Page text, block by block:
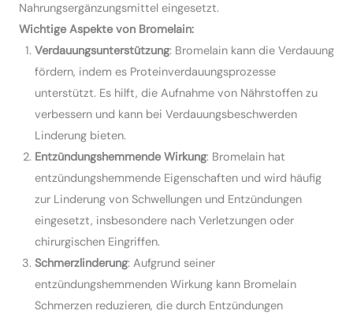
Nahrungsergänzungsmittel eingesetzt.
Wichtige Aspekte von Bromelain:
Verdauungsunterstützung: Bromelain kann die Verdauung
fördern, indem es Proteinverdauungsprozesse
unterstützt. Es hilft, die Aufnahme von Nährstoffen zu
verbessern und kann bei Verdauungsbeschwerden
Linderung bieten.
Entzündungshemmende Wirkung: Bromelain hat
entzündungshemmende Eigenschaften und wird häufig
zur Linderung von Schwellungen und Entzündungen
eingesetzt, insbesondere nach Verletzungen oder
chirurgischen Eingriffen.
Schmerzlinderung: Aufgrund seiner
entzündungshemmenden Wirkung kann Bromelain
Schmerzen reduzieren, die durch Entzündungen